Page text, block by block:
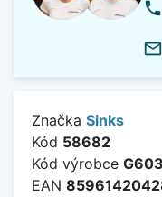
phone
mail_outline
Značka Sinks
Kód 58682
Kód výrobce
EAN